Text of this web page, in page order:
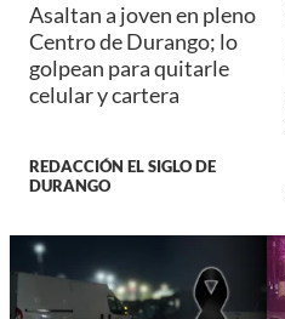
Asaltan a joven en pleno
Centro de Durango; lo
golpean para quitarle
celular y cartera
REDACCIÓN EL SIGLO DE
DURANGO